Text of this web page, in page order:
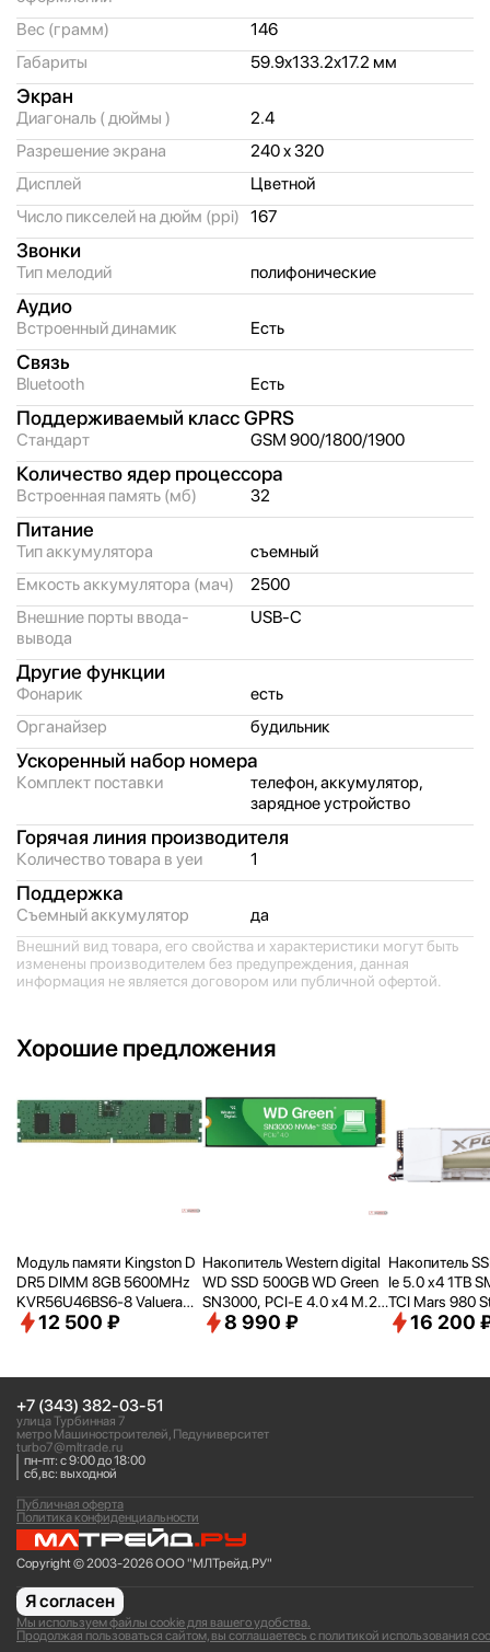
Вес (грамм)
146
Габариты
59.9x133.2x17.2 мм
Экран
Диагональ ( дюймы )
2.4
Разрешение экрана
240 x 320
Дисплей
Цветной
Число пикселей на дюйм (ppi) 167
Звонки
Тип мелодий полифонические
Аудио
Встроенный динамик Есть
Связь
Bluetooth Есть
Поддерживаемый класс GPRS
Стандарт GSM 900/1800/1900
Количество ядер процессора
Встроенная память (мб) 32
Питание
Тип аккумулятора
съемный
Емкость аккумулятора (мач)
2500
Внешние порты ввода-
вывода
USB-C
Другие функции
Фонарик
есть
Органайзер
будильник
Ускоренный набор номера
Комплект поставки
телефон, аккумулятор,
зарядное устройство
Горячая линия производителя
Количество товара в уеи 1
Поддержка
Съемный аккумулятор да
Внешний вид товара, его свойства и характеристики могут быть
изменены производителем без предупреждения, данная
информация не является договором или публичной офертой.
Хорошие предложения
Модуль памяти Kingston D
DR5 DIMM 8GB 5600MHz
KVR56U46BS6-8 Valueram
RTL PC5-44800 CL46 288-
12 500 ₽
Накопитель Western digital
WD SSD 500GB WD Green
SN3000, PCI-E 4.0 x4 M.2
2280, [R/W - 5000/
8 990 ₽
Накопитель
Ie 5.0 x4 1TB
TCI Mars 980
80 16 200
+7 (343) 382-03-51
улица Турбинная 7
метро Машиностроителей, Педуниверситет
turbo7@mltrade.ru
пн-пт: с 9:00 до 18:00
сб,вс: выходной
Copyright © 2003-2026 ООО "МЛТрейд.РУ"
Политика конфиденциальности
Публичная оферта
Мы используем файлы cookie для вашего удобства.
Продолжая пользоваться сайтом, вы соглашаетесь с политикой использования
Я согласен